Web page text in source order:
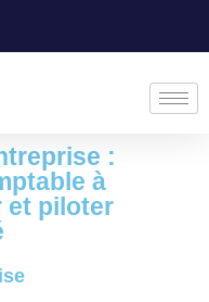
:
à
et piloter